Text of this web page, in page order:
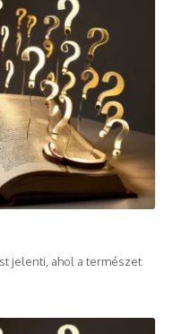
jelenti, ahol a természet